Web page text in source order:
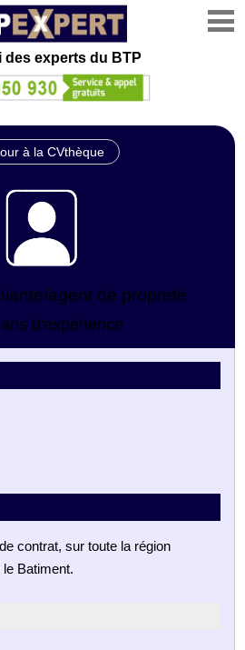
des experts du BTP
à la CVthèque
agent de propreté
d'expérience
contrat, sur toute la région
Batiment.